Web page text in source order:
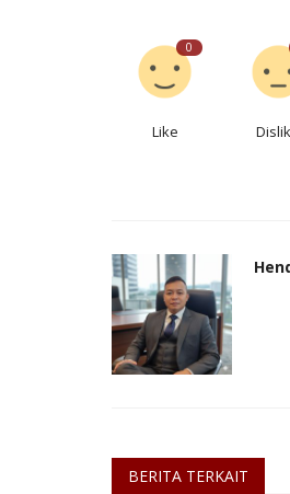
0
Like
BERITA TERKAIT